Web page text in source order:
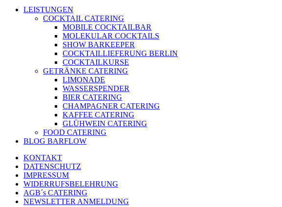
LEISTUNGEN
COCKTAIL CATERING
MOBILE COCKTAILBAR
MOLEKULAR COCKTAILS
SHOW BARKEEPER
COCKTAILLIEFERUNG BERLIN
COCKTAILKURSE
GETRÄNKE CATERING
LIMONADE
WASSERSPENDER
BIER CATERING
CHAMPAGNER CATERING
KAFFEE CATERING
GLÜHWEIN CATERING
FOOD CATERING
BLOG BARFLOW
KONTAKT
DATENSCHUTZ
IMPRESSUM
WIDERRUFSBELEHRUNG
AGB´s CATERING
NEWSLETTER ANMELDUNG